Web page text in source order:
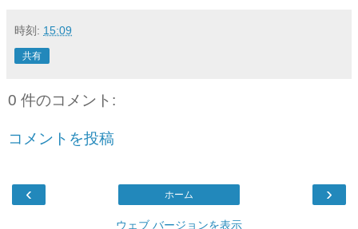
時刻: 15:09
共有
0 件のコメント:
コメントを投稿
‹ ›
ホーム
ウェブ バージョンを表示